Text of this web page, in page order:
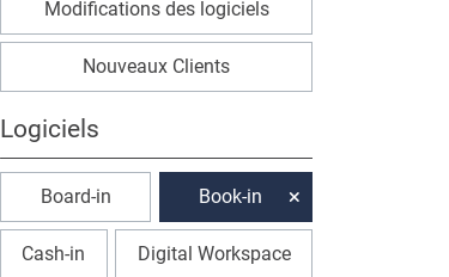
Modifications des logiciels
Nouveaux Clients
Logiciels
Board-in Book-in
Cash-in Digital Workspace